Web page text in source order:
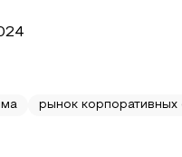
рынок корпоративных